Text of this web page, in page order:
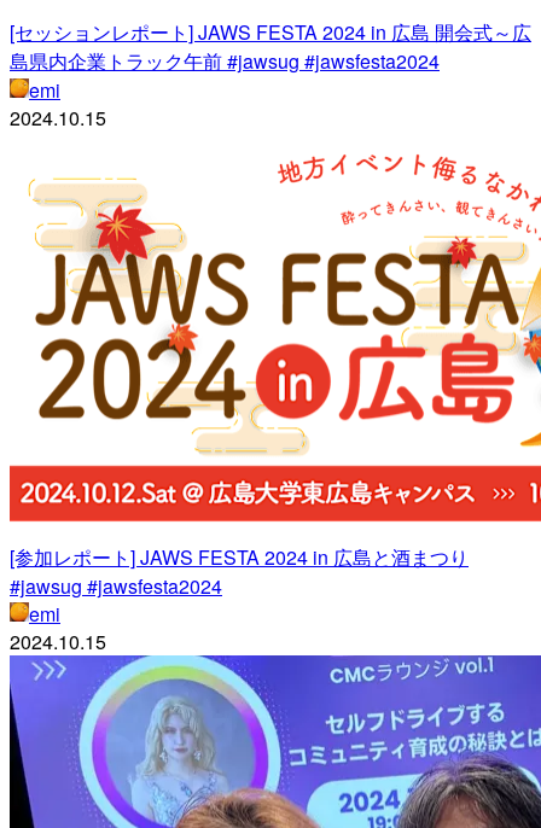
[セッションレポート] JAWS FESTA 2024 in 広島 開会式～広
島県内企業トラック午前 #jawsug #jawsfesta2024
emi
2024.10.15
[参加レポート] JAWS FESTA 2024 in 広島と酒まつり
#jawsug #jawsfesta2024
emi
2024.10.15